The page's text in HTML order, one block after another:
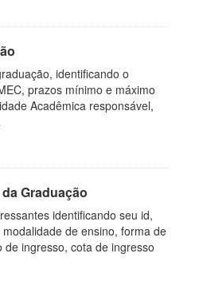
identificando o
prazos mínimo e máximo
Acadêmica responsável,
Graduação
identificando seu id,
de ensino, forma de
ingresso, cota de ingresso